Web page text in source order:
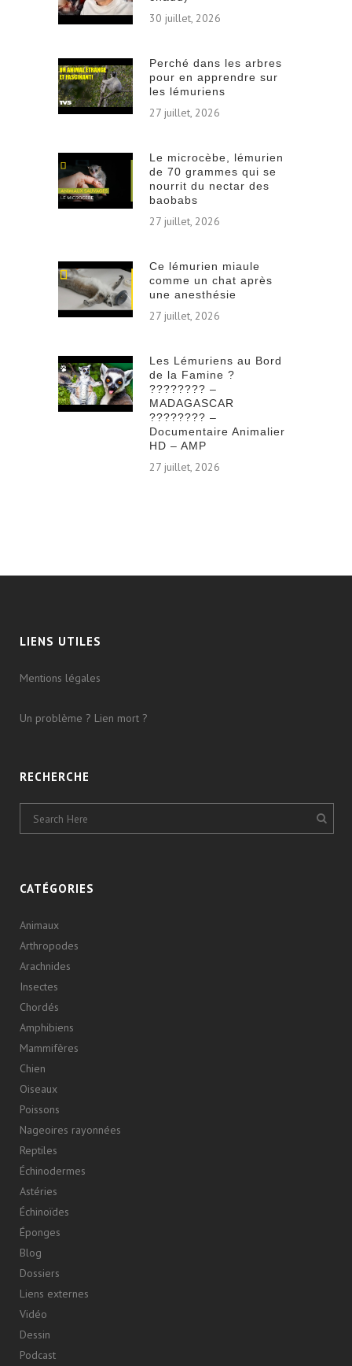
30 juillet, 2026
Perché dans les arbres
pour en apprendre sur
les lémuriens
27 juillet, 2026
Le microcèbe, lémurien
de 70 grammes qui se
nourrit du nectar des
baobabs
27 juillet, 2026
Ce lémurien miaule
comme un chat après
une anesthésie
27 juillet, 2026
Les Lémuriens au Bord
de la Famine ?
???????? –
MADAGASCAR
???????? –
Documentaire Animalier
HD – AMP
27 juillet, 2026
LIENS UTILES
Mentions légales
Un problème ? Lien mort ?
RECHERCHE
CATÉGORIES
Animaux
Arthropodes
Arachnides
Insectes
Chordés
Amphibiens
Mammifères
Chien
Oiseaux
Poissons
Nageoires rayonnées
Reptiles
Échinodermes
Astéries
Échinoïdes
Éponges
Blog
Dossiers
Liens externes
Vidéo
Dessin
Podcast